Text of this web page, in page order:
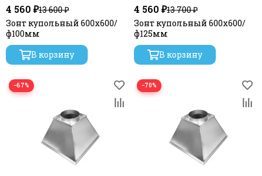
4 560 ₽13 600 ₽
Зонт купольный 600х600/
ф100мм
В корзину
4 560 ₽13 700 ₽
Зонт купольный 600х600/
ф125мм
В корзину
−67% −70%